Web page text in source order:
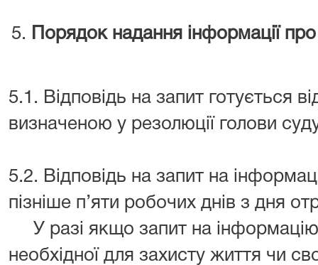
Порядок надання інформації про
5.1. Відповідь на запит готується
визначеною у резолюції голови
5.2. Відповідь на запит на
пізніше п’яти робочих днів з дня
У разі якщо запит на інформацію
необхідної для захисту життя чи